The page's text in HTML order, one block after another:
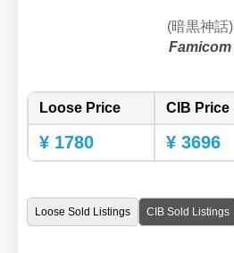
(暗黒神話)
Famicom
Loose Price CIB Price
¥ 1780 ¥ 3696
Loose Sold Listings CIB Sold Listings